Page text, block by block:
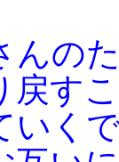
の
戻す
いく